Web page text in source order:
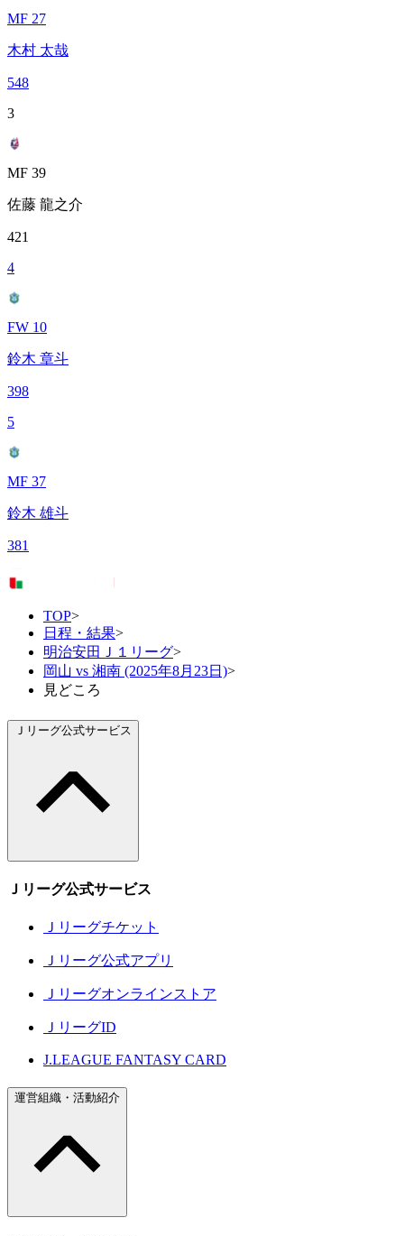
MF 27
木村 太哉
548
3
MF 39
佐藤 龍之介
421
4
FW 10
鈴木 章斗
398
5
MF 37
鈴木 雄斗
381
TOP>
日程・結果>
明治安田Ｊ１リーグ>
岡山 vs 湘南 (2025年8月23日)>
見どころ
Ｊリーグ公式サービス
Ｊリーグ公式サービス
Ｊリーグチケット
Ｊリーグ公式アプリ
Ｊリーグオンラインストア
ＪリーグID
J.LEAGUE FANTASY CARD
運営組織・活動紹介